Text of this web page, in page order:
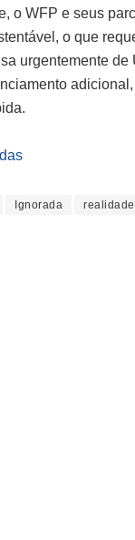
o WFP e seus
o que
urgentemente
Ignorada realidade